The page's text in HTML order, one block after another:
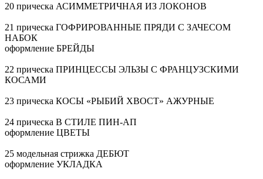
20 прическа АСИММЕТРИЧНАЯ ИЗ ЛОКОНОВ
21 прическа ГОФРИРОВАННЫЕ ПРЯДИ С ЗАЧЕСОМ
НАБОК
оформление БРЕЙДЫ
22 прическа ПРИНЦЕССЫ ЭЛЬЗЫ С ФРАНЦУЗСКИМИ
КОСАМИ
23 прическа КОСЫ «РЫБИЙ ХВОСТ» АЖУРНЫЕ
24 прическа В СТИЛЕ ПИН-АП
оформление ЦВЕТЫ
25 модельная стрижка ДЕБЮТ
оформление УКЛАДКА